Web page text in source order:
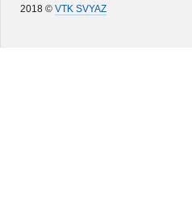
2018 © VTK SVYAZ